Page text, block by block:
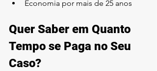
Economia por mais de 25 anos
Quer Saber em Quanto
Tempo se Paga no Seu
Caso?